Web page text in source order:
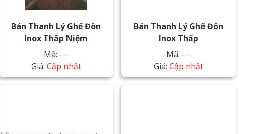
Bán Thanh Lý Ghế Đôn
Inox Thấp Niệm
Mã: ---
Giá: Cập nhật
Bán Thanh Lý Ghế Đôn
Inox Thấp
Mã: ---
Giá: Cập nhật